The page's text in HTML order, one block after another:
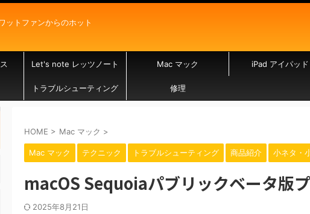
ットファンからのホット
Let's note レッツノート Mac マック iPad アイパッド
トラブルシューティング 修理
HOME > Mac マック >
Mac マック テクニック トラブルシューティング 商品紹介 小ネタ・
macOS Sequoiaパブリックベータ版
2025年8月21日